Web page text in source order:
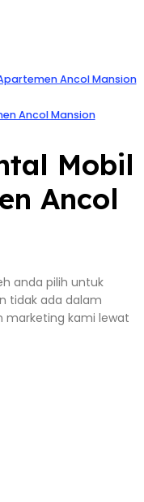
Ancol Mansion
Ancol Mansion
Mobil
Ancol
anda pilih untuk
tidak ada dalam
marketing kami lewat